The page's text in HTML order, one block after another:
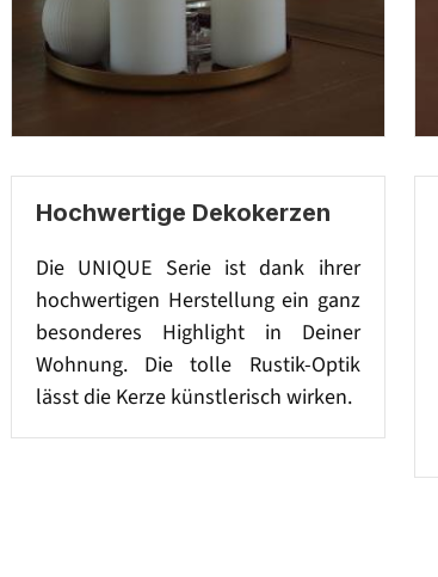
Hochwertige Dekokerzen
Die UNIQUE Serie ist dank ihrer
hochwertigen Herstellung ein ganz
besonderes Highlight in Deiner
Wohnung. Die tolle Rustik-Optik
lässt die Kerze künstlerisch wirken.